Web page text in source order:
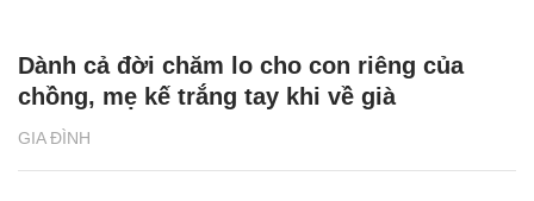
GIA ĐÌNH
Dành cả đời chăm lo cho con riêng của
chồng, mẹ kế trắng tay khi về già